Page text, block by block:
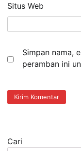
Situs Web
Simpan nama,
peramban ini
Cari